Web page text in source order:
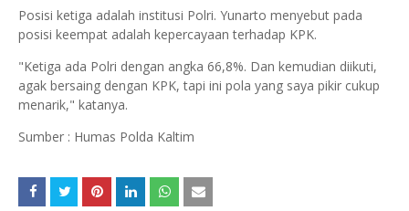
Posisi ketiga adalah institusi Polri. Yunarto menyebut pada
posisi keempat adalah kepercayaan terhadap KPK.
"Ketiga ada Polri dengan angka 66,8%. Dan kemudian diikuti,
agak bersaing dengan KPK, tapi ini pola yang saya pikir cukup
menarik," katanya.
Sumber : Humas Polda Kaltim